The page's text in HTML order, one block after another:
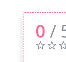
0 /